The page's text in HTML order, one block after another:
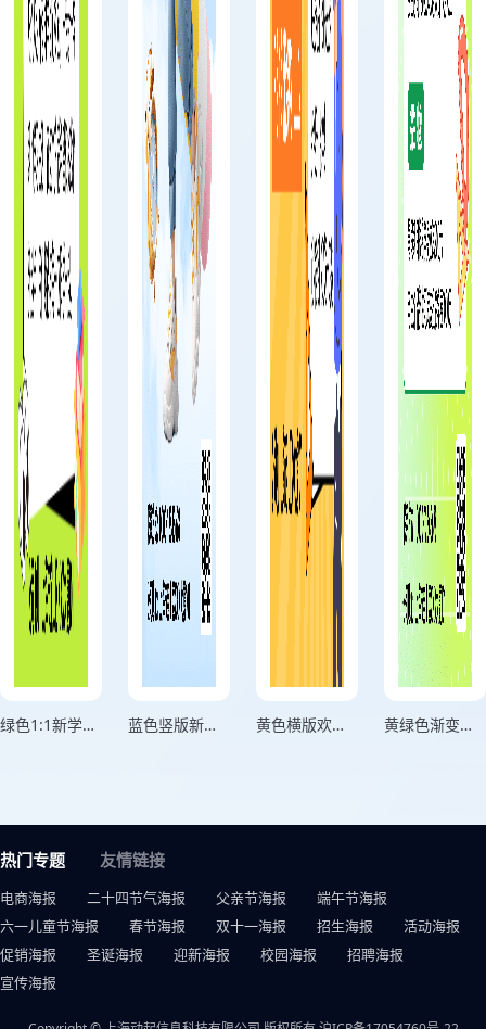
绿色1:1新学期开学季迎新海报 蓝色竖版新学期迎新海报 黄色横版欢迎新同学海报 黄绿色渐变竖版幼儿园招新
热门专题 友情链接
电商海报 二十四节气海报 父亲节海报
端午节海报
六一儿童节海报
春节海报 双十一海报 招生海报
活动海报
促销海报
圣诞海报 迎新海报 校园海报
招聘海报
宣传海报